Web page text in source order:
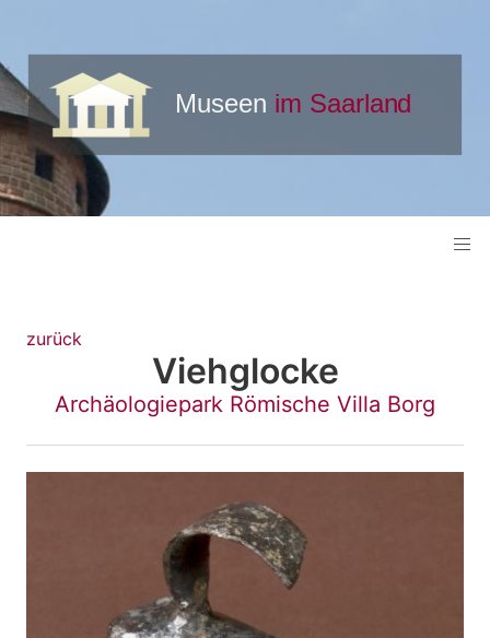
zurück
Viehglocke
Archäologiepark Römische Villa Borg